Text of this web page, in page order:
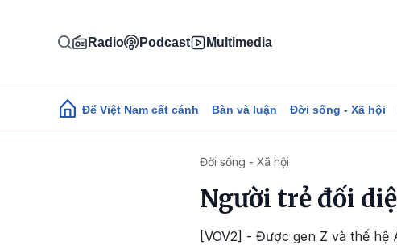
Radio Podcast Multimedia
Main navigation
Để Việt Nam cất cánh Bàn và luận Đời sống - Xã hội
Đời sống - Xã hội
Người trẻ đối
[VOV2] - Được gen Z và thế